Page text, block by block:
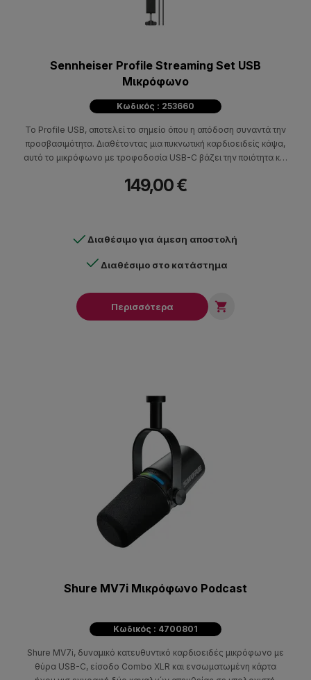
Sennheiser Profile Streaming Set USB
Mικρόφωνο
Κωδικός : 253660
Το Profile USB, αποτελεί το σημείο όπου η απόδοση συναντά την
προσβασιμότητα. Διαθέτοντας μια πυκνωτική καρδιοειδείς κάψα,
αυτό το μικρόφωνο με τροφοδοσία USB-C βάζει την ποιότητα και
149,00 €
Διαθέσιμο για άμεση αποστολή
Διαθέσιμο στο κατάστημα
Περισσότερα 
Shure MV7i Μικρόφωνο Podcast
Κωδικός : 4700801
Shure MV7i, δυναμικό κατευθυντικό καρδιοειδές μικρόφωνο με
θύρα USB-C, είσοδο Combo XLR και ενσωματωμένη κάρτα